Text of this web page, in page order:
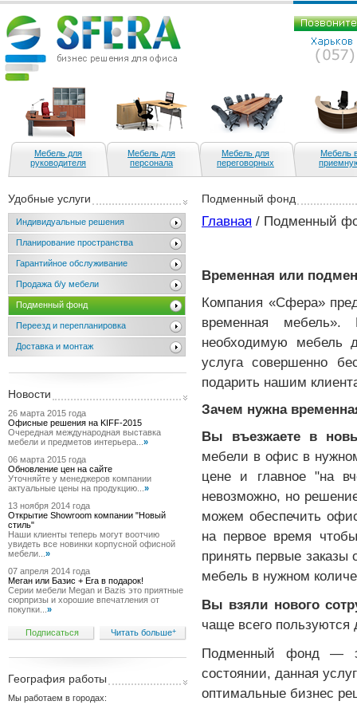
Мебель для
руководителя
Мебель для
персонала
Мебель для
переговорных
Мебель
Удобные услуги
Индивидуальные решения
Планирование пространства
Гарантийное обслуживание
Продажа б/у мебели
Подменный фонд
Переезд и перепланировка
Доставка и монтаж
Новости
26 марта 2015 года
Офисные решения на KIFF-2015
Очередная международная выставка
мебели и предметов интерьера... »
06 марта 2015 года
Обновление цен на сайте
Уточняйте у менеджеров компании
актуальные цены на продукцию... »
13 ноября 2014 года
Открытие Showroom компании "Новый
стиль"
Наши клиенты теперь могут воотчию
увидеть все новинки корпусной офисной
мебели... »
07 апреля 2014 года
Меган или Базис + Era в подарок!
Серии мебели Megan и Bazis это приятные
сюрпризы и хорошие впечатления от
покупки... »
Подписаться Читать больше+
География работы
Мы работаем в городах:
Подменный фонд
Главная / Подменный
Временная или
Компания «Сфера»
временная
необходимую мебель
услуга совершенно
подарить нашим
Зачем нужна
Вы въезжаете в
мебели в офис в
цене и главное "на
невозможно, но
можем обеспечить
на первое время
принять первые заказы
мебель в нужном
Вы взяли нового
чаще всего пользуются
Подменный фонд —
состоянии, данная
оптимальные бизнес